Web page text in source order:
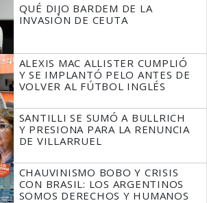
TIENE QUE HACER"
QUÉ DIJO BARDEM DE LA
INVASIÓN DE CEUTA
ALEXIS MAC ALLISTER CUMPLIÓ
Y SE IMPLANTÓ PELO ANTES DE
VOLVER AL FÚTBOL INGLÉS
SANTILLI SE SUMÓ A BULLRICH
Y PRESIONA PARA LA RENUNCIA
DE VILLARRUEL
CHAUVINISMO BOBO Y CRISIS
CON BRASIL: LOS ARGENTINOS
SOMOS DERECHOS Y HUMANOS